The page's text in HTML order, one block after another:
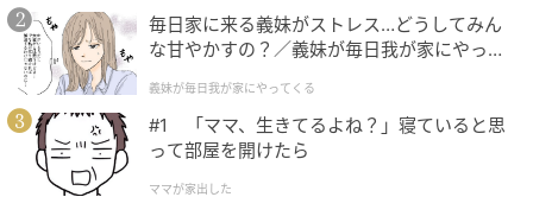
BALENCIAGA | MANOLO BLAHNIK SLINGBACK[H5cm]￥203,500（予定価
格）
毎日家に来る義妹がストレス…どうしてみん
な甘やかすの？／義妹が毎日我が家にやって
が】
義妹が毎日我が家にやってくる
#1 「ママ、生きてるよね？」寝ていると思
って部屋を開けたら
ママが家出した